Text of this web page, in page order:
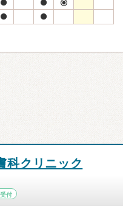
科クリニック
付